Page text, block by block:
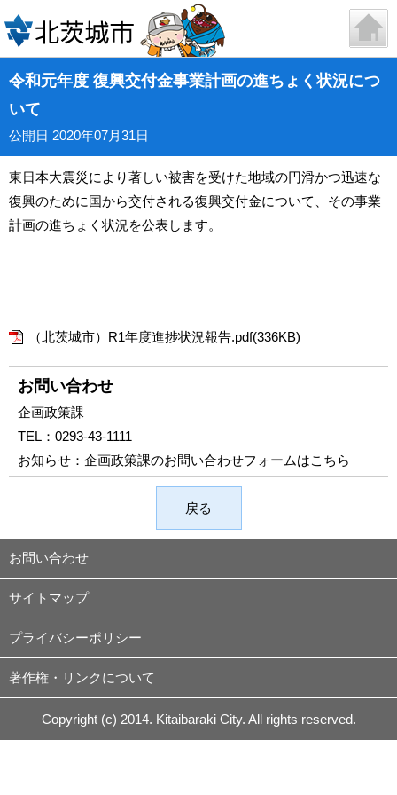
令和元年度 復興交付金事業計画の進ちょく状況につ
いて
公開日 2020年07月31日
東日本大震災により著しい被害を受けた地域の円滑かつ迅速な
復興のために国から交付される復興交付金について、その事業
計画の進ちょく状況を公表します。
（北茨城市）R1年度進捗状況報告.pdf(336KB)
お問い合わせ
企画政策課
TEL： 0293-43-1111
お知らせ： 企画政策課のお問い合わせフォームはこちら
戻る
お問い合わせ
サイトマップ
プライバシーポリシー
著作権・リンクについて
Copyright (c) 2014. Kitaibaraki City. All rights reserved.